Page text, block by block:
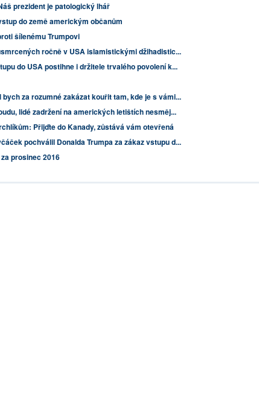
prezident je patologický lhář
do země americkým občanům
šílenému Trumpovi
ročně v USA islamistickými džihadistic...
do USA postihne i držitele trvalého povolení k...
bych za rozumné zakázat kouřit tam, kde je s vámi...
lidé zadržení na amerických letištích nesměj...
Přijďte do Kanady, zůstává vám otevřená
pochválil Donalda Trumpa za zákaz vstupu d...
prosinec 2016